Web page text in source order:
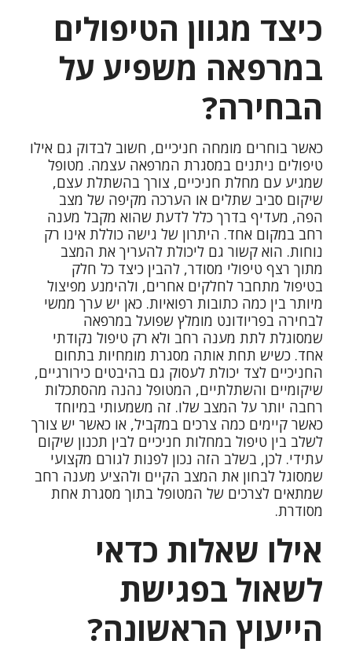
כיצד מגוון הטיפולים
במרפאה משפיע על
הבחירה?
כאשר בוחרים מומחה חניכיים, חשוב לבדוק גם אילו
טיפולים ניתנים במסגרת המרפאה עצמה. מטופל
שמגיע עם מחלת חניכיים, צורך בהשתלת עצם,
שיקום סביב שתלים או הערכה מקיפה של מצב
הפה, מעדיף בדרך כלל לדעת שהוא מקבל מענה
רחב במקום אחד. היתרון של גישה כוללת אינו רק
נוחות. הוא קשור גם ליכולת להעריך את המצב
מתוך רצף טיפולי מסודר, להבין כיצד כל חלק
בטיפול מתחבר לחלקים אחרים, ולהימנע מפיצול
מיותר בין כמה כתובות רפואיות. כאן יש ערך ממשי
לבחירה בפריודונט מומלץ שפועל במרפאה
שמסוגלת לתת מענה רחב ולא רק טיפול נקודתי
אחד. כשיש תחת אותה מסגרת מומחיות בתחום
החניכיים לצד יכולת לעסוק גם בהיבטים כירורגיים,
שיקומיים והשתלתיים, המטופל נהנה מהסתכלות
רחבה יותר על המצב שלו. זה משמעותי במיוחד
כאשר קיימים כמה צרכים במקביל, או כאשר יש צורך
לשלב בין טיפול במחלות חניכיים לבין תכנון שיקום
עתידי. לכן, בשלב הזה נכון לפנות לגורם מקצועי
שמסוגל לבחון את המצב הקיים ולהציע מענה רחב
שמתאים לצרכים של המטופל בתוך מסגרת אחת
מסודרת.
אילו שאלות כדאי
לשאול בפגישת
הייעוץ הראשונה?